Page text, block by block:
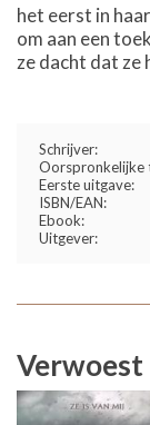
het eerst in
om aan een
ze dacht dat
Schrijver:
Oorspronkelijke
Eerste uitgave:
ISBN/EAN:
Ebook:
Uitgever:
Verwoest